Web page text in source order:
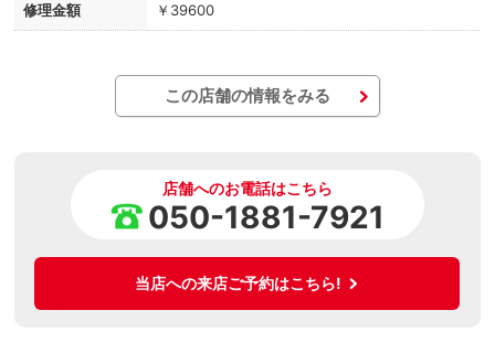
修理金額 ￥39600
この店舗の情報をみる
店舗へのお電話はこちら
050-1881-7921
当店への来店ご予約はこちら!